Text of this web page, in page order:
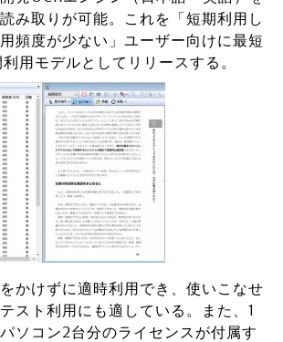
み取りが可能。これを「短期利用し
頻度が少ない」ユーザー向けに最短
用モデルとしてリリースする。
かけずに適時利用でき、使いこなせ
スト利用にも適している。また、1
ソコン2台分のライセンスが付属す